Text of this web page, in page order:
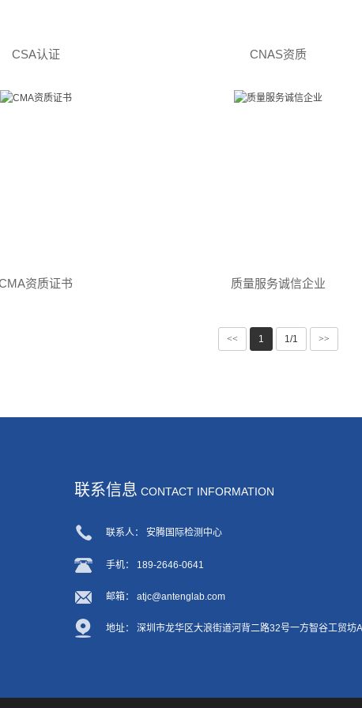
CSA认证 CNAS资质
资质证书 质量服务诚信企业
<< 1 1/1 >>
联系信息 CONTACT INFORMATION
联系人： 安腾国际检测中心
手机： 189-2646-0641
邮箱： atjc@antenglab.com
地址： 深圳市龙华区大浪街道河背二路32号一方智谷工贸坊